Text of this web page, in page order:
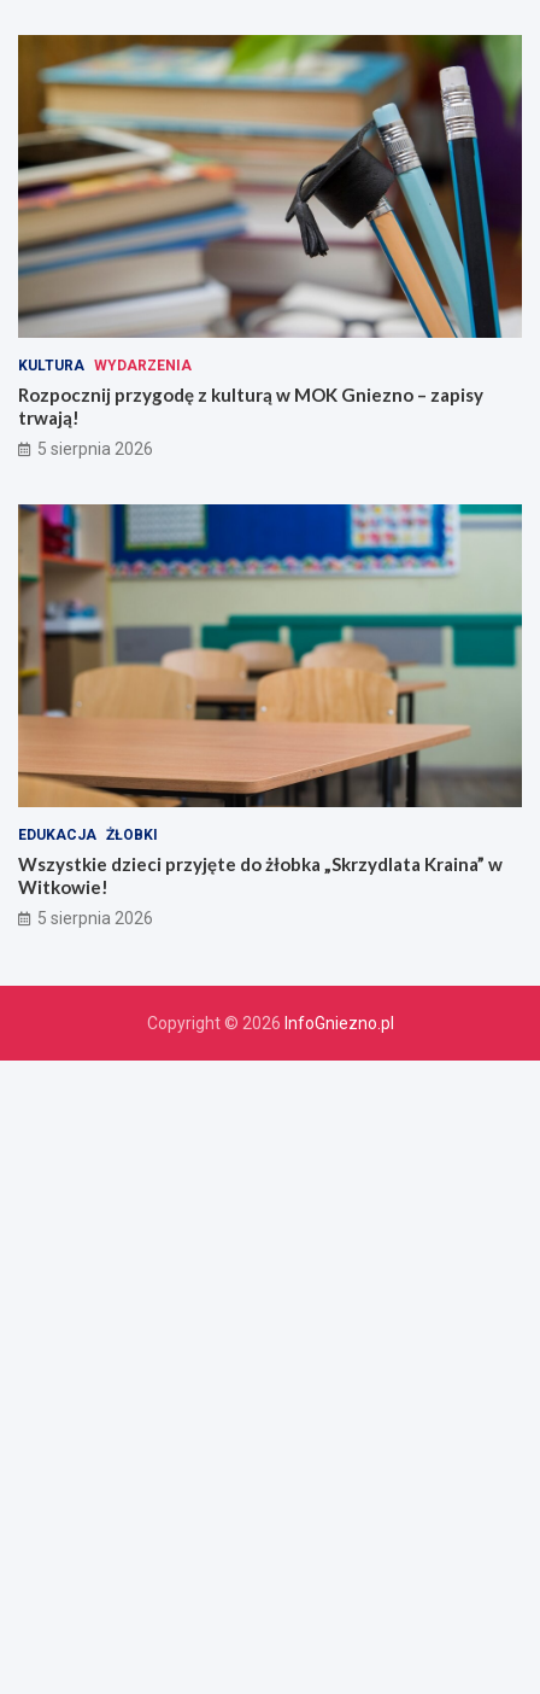
KULTURA WYDARZENIA
Rozpocznij przygodę z kulturą w MOK Gniezno – zapisy
trwają!
5 sierpnia 2026
EDUKACJA ŻŁOBKI
Wszystkie dzieci przyjęte do żłobka „Skrzydlata Kraina” w
Witkowie!
5 sierpnia 2026
Copyright © 2026 InfoGniezno.pl